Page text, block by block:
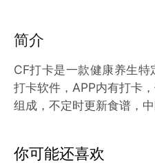
简介
CF打卡是一款健康养生
打卡软件，APP内有打卡
组成，不定时更新食谱，
你可能还喜欢